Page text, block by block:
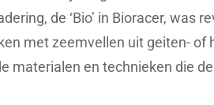
de ‘Bio’ in Bioracer, was
met zeemvellen uit geiten- of
materialen en technieken die